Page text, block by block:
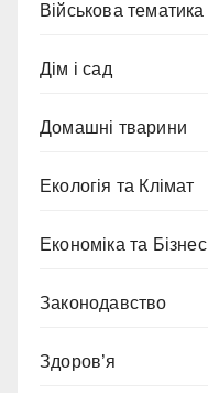
Військова тематика
Дім і сад
Домашні тварини
Екологія та Клімат
Економіка та Бізнес
Законодавство
Здоров’я